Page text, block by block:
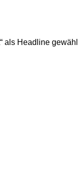
als Headline